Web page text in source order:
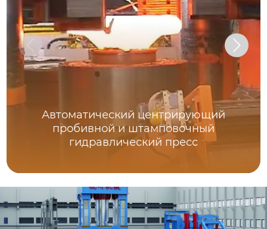
Автоматический центрирующий
пробивной и штамповочный
гидравлический пресс